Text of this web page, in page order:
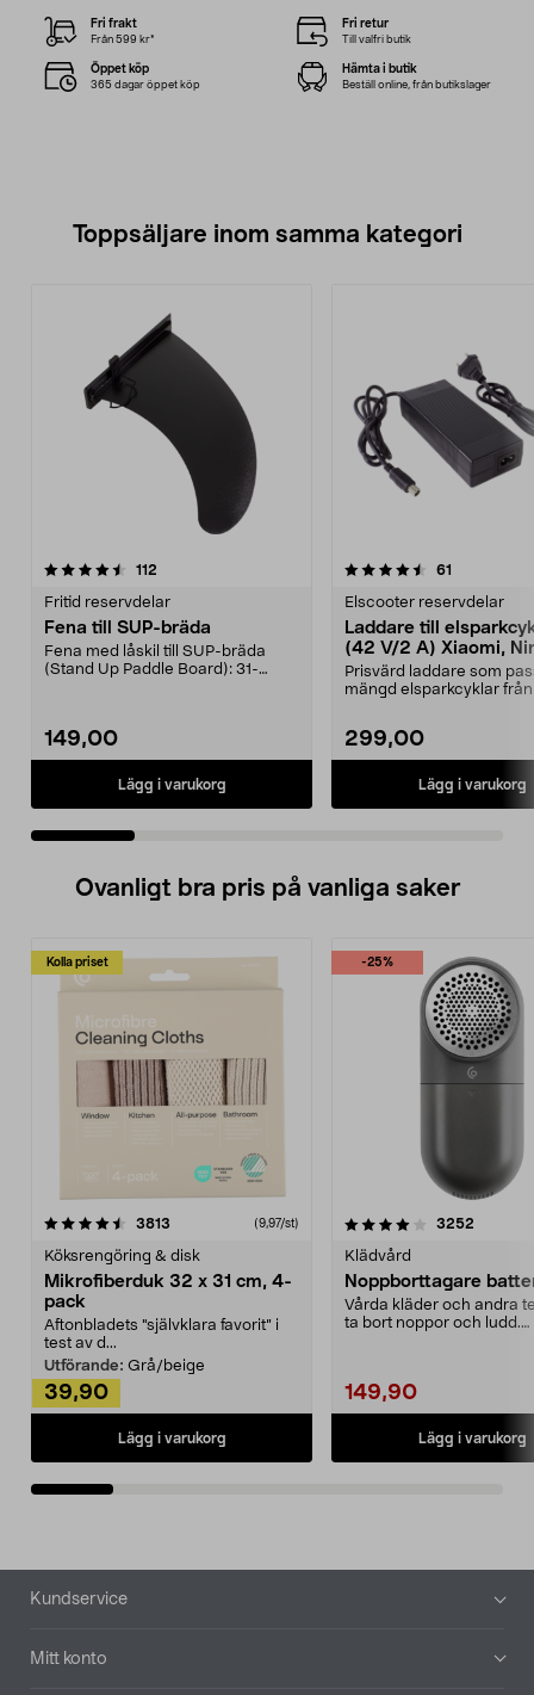
Fri frakt
Från 599 kr*
Fri retur
Till valfri butik
Öppet köp
365 dagar öppet köp
Hämta i butik
Beställ online, från butikslager
Toppsäljare inom samma kategori
112
Fritid reservdelar
Fena till SUP-bräda
Fena med låskil till SUP-bräda
(Stand Up Paddle Board): 31-
149,00
Lägg i varukorg
4.5 av 5 stjärnor 61
Elscooter reservdelar
Laddare till
(42 V/2 A) Xiaomi,
E-Way m.fl.
Prisvärd laddare som
mängd elsparkcyklar från
299,00
Lägg i varukorg
4.5 av 5 stjärnor
Ovanligt bra pris på vanliga saker
Kolla priset
3813 (9,97/st)
Köksrengöring & disk
Mikrofiberduk 32 x 31 cm, 4-
pack
Aftonbladets "självklara favorit” i
test av d...
Utförande: Grå/beige
39,90
Lägg i varukorg
-25%
4.0av 5 stjärnor 3252
Klädvård
Noppborttagare
Vårda kläder och andra
ta bort noppor och ludd.
149,90
Lägg i varukorg
4.5av 5 stjärnor
Sidfot
Kundservice
Mitt konto